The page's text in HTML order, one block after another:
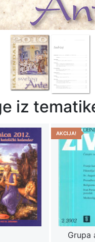
iz
AKCIJA!
Grupa